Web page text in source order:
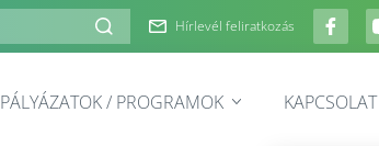
Hírlevél feliratkozás
PÁLYÁZATOK / PROGRAMOK KAPCSOLAT